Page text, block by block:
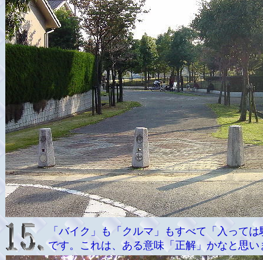
「バイク」も「クルマ」もすべて「入って
です。これは、ある意味「正解」かなと思い